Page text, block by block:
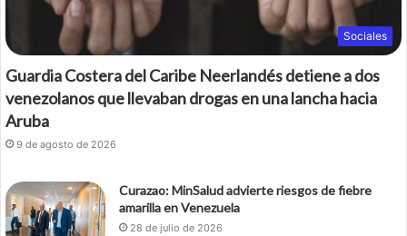
Sociales
Guardia Costera del Caribe Neerlandés detiene a dos
venezolanos que llevaban drogas en una lancha hacia
Aruba
9 de agosto de 2026
Curazao: MinSalud advierte riesgos de fiebre
amarilla en Venezuela
28 de julio de 2026